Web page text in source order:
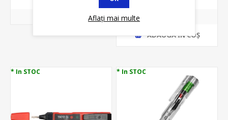
ADAUGĂ ȊN COŞ
* In STOC * In STOC
Aflați mai multe